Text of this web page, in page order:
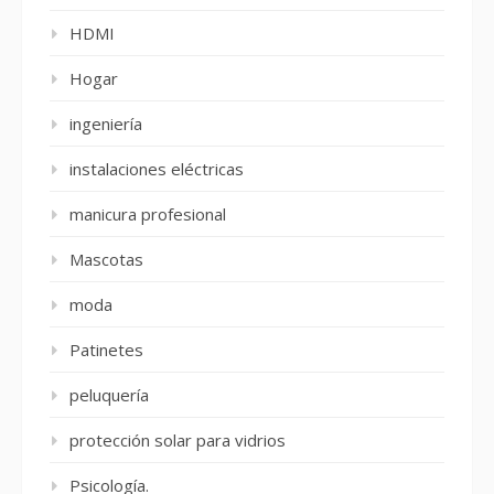
HDMI
Hogar
ingeniería
instalaciones eléctricas
manicura profesional
Mascotas
moda
Patinetes
peluquería
protección solar para vidrios
Psicología.